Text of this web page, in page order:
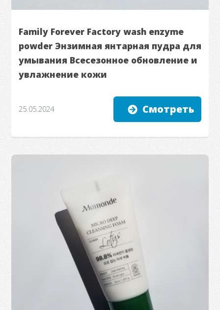
Family Forever Factory wash enzyme
powder Энзимная янтарная пудра для
умывания Всесезонное обновление и
увлажнение кожи
25.05.2024 Смотреть